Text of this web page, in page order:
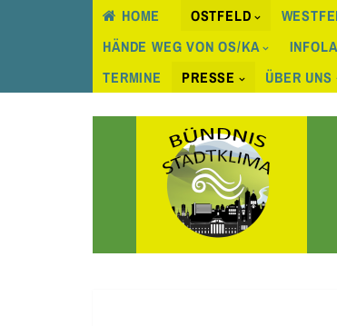
HOME OSTFELD
HÄNDE WEG VON OS/KA
TERMINE
PRESSE ÜBER UNS